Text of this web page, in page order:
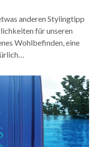
anderen Stylingtipp
für unseren
Wohlbefinden, eine